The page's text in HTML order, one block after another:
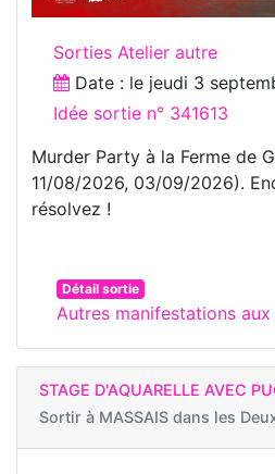
Sorties Atelier autre
Date : le jeudi 3
Idée sortie n° 341613
Murder Party à la Ferme de
11/08/2026, 03/09/2026).
résolvez !
Détail sortie
Autres manifestations aux
STAGE D'AQUARELLE AVEC
Sortir à MASSAIS dans les